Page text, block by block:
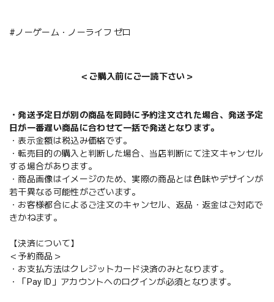
#ノーゲーム・ノーライフ ゼロ
＜ご購入前にご一読下さい＞
・発送予定日が別の商品を同時に予約注文された場合、発送予定
日が一番遅い商品に合わせて一括で発送となります。
・表示金額は税込み価格です。
・転売目的の購入と判断した場合、当店判断にて注文キャンセル
する場合があります。
・商品画像はイメージのため、実際の商品とは色味やデザインが
若干異なる可能性がございます。
・お客様都合によるご注文のキャンセル、返品・返金はご対応で
きかねます。
【決済について】
＜予約商品＞
・お支払方法はクレジットカード決済のみとなります。
・「Pay ID」アカウントへのログインが必須となります。